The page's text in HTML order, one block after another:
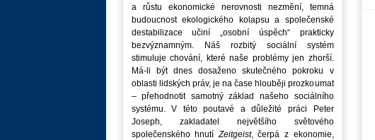
a růstu ekonomické nerovnosti nezmění, temná
budoucnost ekologického kolapsu a společenské
destabilizace učiní „osobní úspěch“ prakticky
bezvýznamným. Náš rozbitý sociální systém
stimuluje chování, které naše problémy jen zhorší.
Má-li být dnes dosaženo skutečného pokroku v
oblasti lidských práv, je na čase hlouběji prozkoumat
– přehodnotit samotný základ našeho sociálního
systému. V této poutavé a důležité práci Peter
Joseph, zakladatel největšího světového
společenského hnutí Zeitgeist, čerpá z ekonomie,